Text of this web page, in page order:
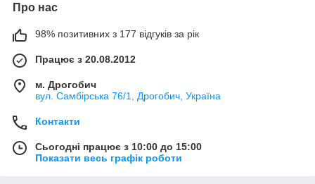
Про нас
98% позитивних з 177 відгуків за рік
Працює з 20.08.2012
м. Дрогобич
вул. Самбірська 76/1, Дрогобич, Україна
Контакти
Сьогодні працює з 10:00 до 15:00
Показати весь графік роботи